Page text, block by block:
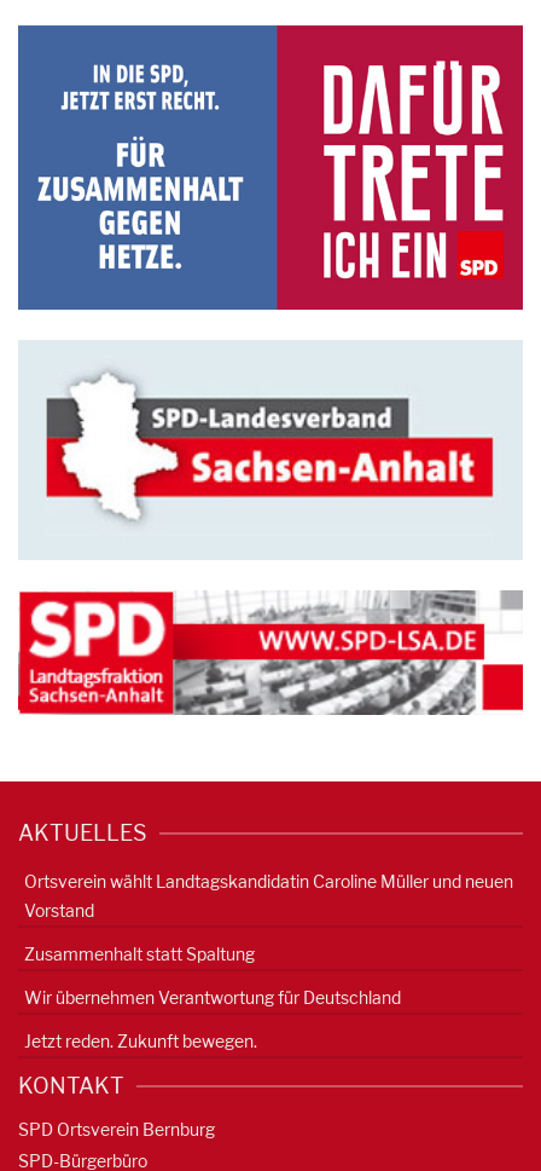
AKTUELLES
Ortsverein wählt Landtagskandidatin Caroline Müller und neuen
Vorstand
Zusammenhalt statt Spaltung
Wir übernehmen Verantwortung für Deutschland
Jetzt reden. Zukunft bewegen.
KONTAKT
SPD Ortsverein Bernburg
SPD-Bürgerbüro